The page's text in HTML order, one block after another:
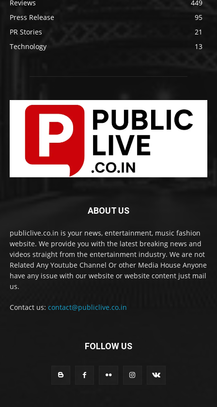
Reviews
449
Press Release
95
PR Stories
21
Technology
13
ABOUT US
publiclive.co.in is your news, entertainment, music fashion
website. We provide you with the latest breaking news and
videos straight from the entertainment industry. We are not
Related Any Youtube Channel Or other Media House Anyone
have any issue with our website or website content just mail
us.
Contact us: contact@publiclive.co.in
FOLLOW US